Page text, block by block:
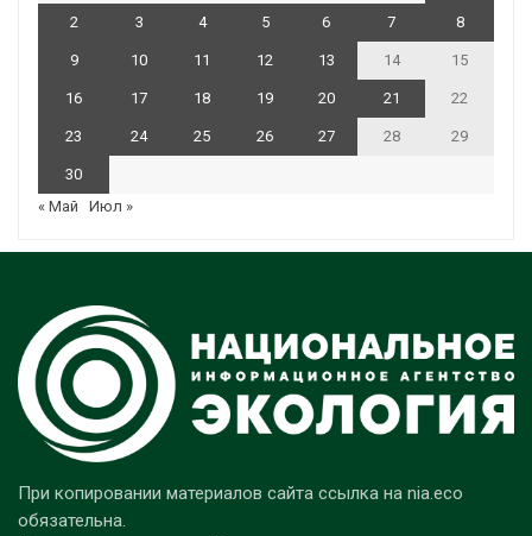
2 3 4 5 6 7 8
9 10 11 12 13 14 15
16 17 18 19 20 21 22
23 24 25 26 27 28 29
30
« Май
Июл »
При копировании материалов сайта ссылка на nia.eco
обязательна.